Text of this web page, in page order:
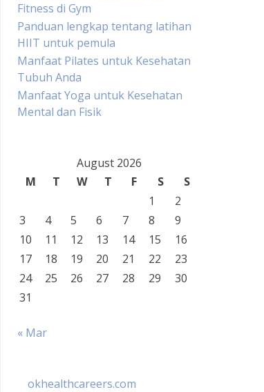
Fitness di Gym
Panduan lengkap tentang latihan
HIIT untuk pemula
Manfaat Pilates untuk Kesehatan
Tubuh Anda
Manfaat Yoga untuk Kesehatan
Mental dan Fisik
August 2026
M
T W T F S
S
1
2
3
4 5 6 7 8
9
10
11 12 13 14 15
16
17
18 19 20 21 22
23
24
25 26 27 28 29
30
31
« Mar
okhealthcareers.com